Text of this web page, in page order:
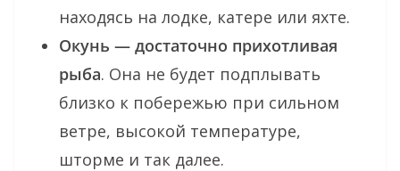
находясь на лодке, катере или яхте.
Окунь — достаточно прихотливая
рыба. Она не будет подплывать
близко к побережью при сильном
ветре, высокой температуре,
шторме и так далее.